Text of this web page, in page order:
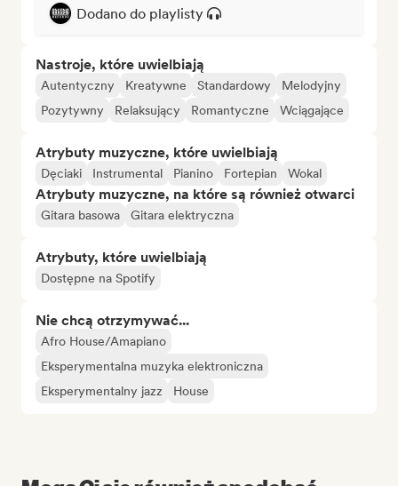
Dodano do playlisty
Nastroje, które uwielbiają
Autentyczny Kreatywne Standardowy
Melodyjny
Pozytywny
Relaksujący Romantyczne Wciągające
Atrybuty muzyczne, które uwielbiają
Dęciaki Instrumental Pianino Fortepian Wokal
Atrybuty muzyczne, na które są również otwarci
Gitara basowa Gitara elektryczna
Atrybuty, które uwielbiają
Dostępne na Spotify
Nie chcą otrzymywać...
Afro House/Amapiano
Eksperymentalna muzyka elektroniczna
Eksperymentalny jazz
House